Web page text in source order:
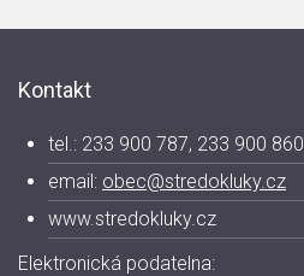
Kontakt
tel.: 233 900 787, 233 900 860
email: obec@stredokluky.cz
www.stredokluky.cz
Elektronická podatelna: